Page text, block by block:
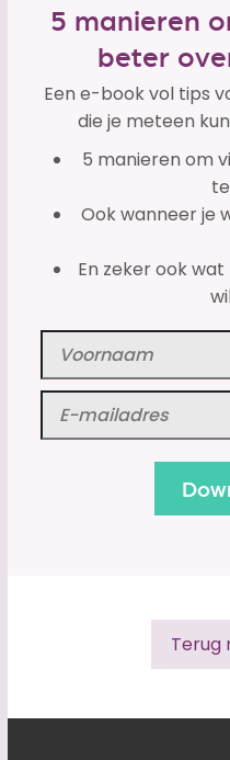
5 manieren
beter
Een e-book vol tips
die je meteen
5 manieren om
Ook wanneer je
En zeker ook
Terug